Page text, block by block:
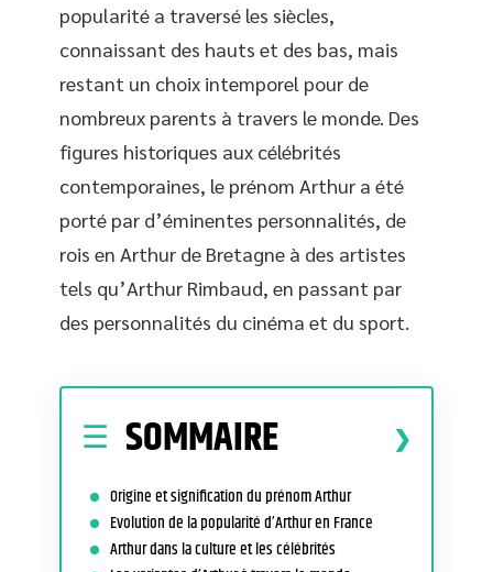
popularité a traversé les siècles,
connaissant des hauts et des bas, mais
restant un choix intemporel pour de
nombreux parents à travers le monde. Des
figures historiques aux célébrités
contemporaines, le prénom Arthur a été
porté par d’éminentes personnalités, de
rois en Arthur de Bretagne à des artistes
tels qu’Arthur Rimbaud, en passant par
des personnalités du cinéma et du sport.
SOMMAIRE
Origine et signification du prénom Arthur
Evolution de la popularité d’Arthur en France
Arthur dans la culture et les célébrités